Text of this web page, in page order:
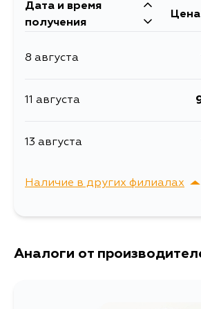
Дата и время
получения
Цена
8 августа
11 августа
13 августа
Наличие в других филиалах
г. Владивосток,
Аналоги от